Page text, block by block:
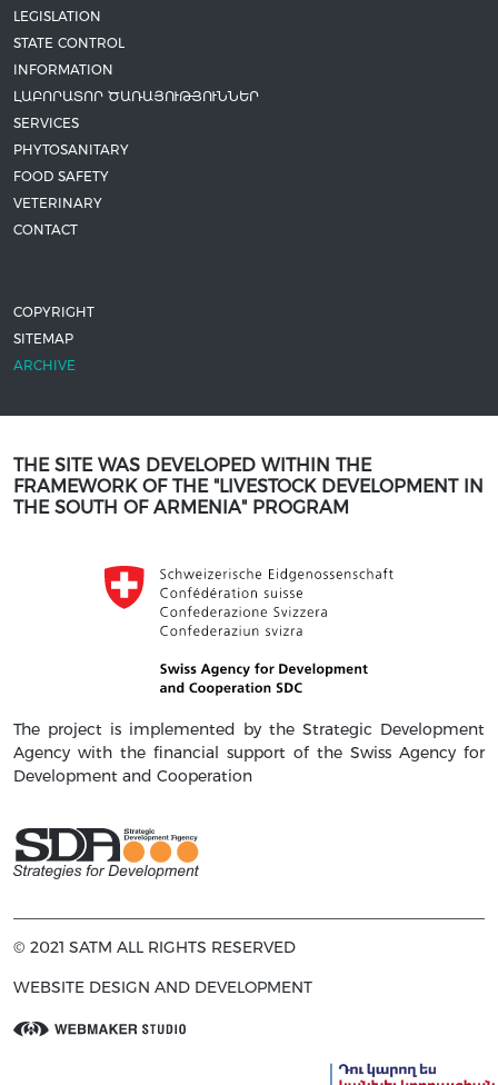
LEGISLATION
STATE CONTROL
INFORMATION
ԼԱԲՈՐԱՏՈՐ ԾԱՌԱՅՈՒԹՅՈՒՆՆԵՐ
SERVICES
PHYTOSANITARY
FOOD SAFETY
VETERINARY
CONTACT
COPYRIGHT
SITEMAP
ARCHIVE
THE SITE WAS DEVELOPED WITHIN THE
FRAMEWORK OF THE "LIVESTOCK DEVELOPMENT IN
THE SOUTH OF ARMENIA" PROGRAM
The project is implemented by the Strategic Development
Agency with the financial support of the Swiss Agency for
Development and Cooperation
© 2021 SATM ALL RIGHTS RESERVED
WEBSITE DESIGN AND DEVELOPMENT